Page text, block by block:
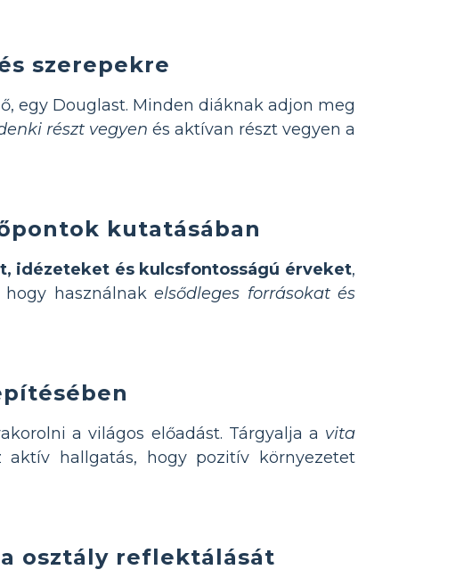
szerepekre
egy Douglast. Minden diáknak adjon meg
részt vegyen és aktívan részt vegyen a
kutatásában
idézeteket és kulcsfontosságú érveket,
használnak elsődleges forrásokat és
a világos előadást. Tárgyalja a vita
hallgatás, hogy pozitív környezetet
osztály reflektálását